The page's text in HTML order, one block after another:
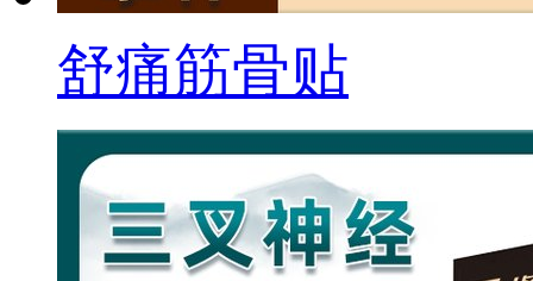
舒痛筋骨贴